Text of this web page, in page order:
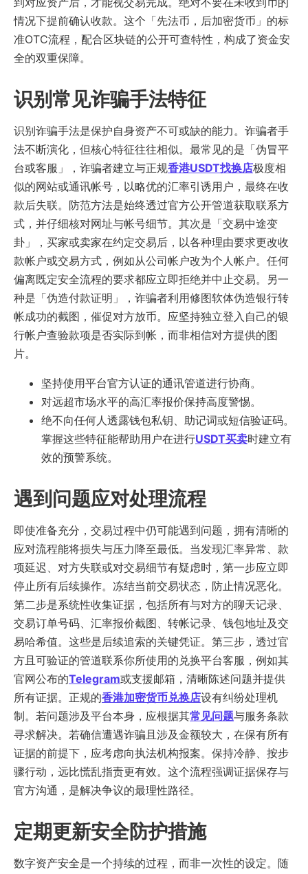
情况下提前确认收款。这个「先法币，后加密货币」的标
准OTC流程，配合区块链的公开可查特性，构成了资金安
全的双重保障。
识别常见诈骗手法特征
识别诈骗手法是保护自身资产不可或缺的能力。诈骗者手
法不断演化，但核心特征往往相似。最常见的是「伪冒平
台或客服」，诈骗者建立与正规香港USDT找换店极度相
似的网站或通讯帐号，以略优的汇率引诱用户，最终在收
款后失联。防范方法是始终透过官方公开管道获取联系方
式，并仔细核对网址与帐号细节。其次是「交易中途变
卦」，买家或卖家在约定交易后，以各种理由要求更改收
款帐户或交易方式，例如从公司帐户改为个人帐户。任何
偏离既定安全流程的要求都应立即拒绝并中止交易。另一
种是「伪造付款证明」，诈骗者利用修图软体伪造银行转
帐成功的截图，催促对方放币。应坚持独立登入自己的银
行帐户查验款项是否实际到帐，而非相信对方提供的图
片。
坚持使用平台官方认证的通讯管道进行协商。
对远超市场水平的高汇率报价保持高度警惕。
绝不向任何人透露钱包私钥、助记词或短信验证码。
掌握这些特征能帮助用户在进行USDT买卖时建立有
效的预警系统。
遇到问题应对处理流程
即使准备充分，交易过程中仍可能遇到问题，拥有清晰的
应对流程能将损失与压力降至最低。当发现汇率异常、款
项延迟、对方失联或对交易细节有疑虑时，第一步应立即
停止所有后续操作。冻结当前交易状态，防止情况恶化。
第二步是系统性收集证据，包括所有与对方的聊天记录、
交易订单号码、汇率报价截图、转帐记录、钱包地址及交
易哈希值。这些是后续追索的关键凭证。第三步，透过官
方且可验证的管道联系你所使用的兑换平台客服，例如其
官网公布的Telegram或支援邮箱，清晰陈述问题并提供
所有证据。正规的香港加密货币兑换店设有纠纷处理机
制。若问题涉及平台本身，应根据其常见问题与服务条款
寻求解决。若确信遭遇诈骗且涉及金额较大，在保有所有
证据的前提下，应考虑向执法机构报案。保持冷静、按步
骤行动，远比慌乱指责更有效。这个流程强调证据保存与
官方沟通，是解决争议的最理性路径。
定期更新安全防护措施
数字资产安全是一个持续的过程，而非一次性的设定。随